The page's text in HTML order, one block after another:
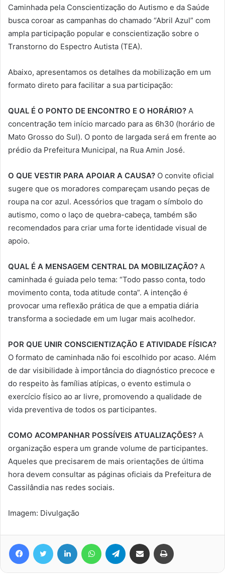
Caminhada pela Conscientização do Autismo e da Saúde
busca coroar as campanhas do chamado “Abril Azul” com
ampla participação popular e conscientização sobre o
Transtorno do Espectro Autista (TEA).
Abaixo, apresentamos os detalhes da mobilização em um
formato direto para facilitar a sua participação:
QUAL É O PONTO DE ENCONTRO E O HORÁRIO? A
concentração tem início marcado para as 6h30 (horário de
Mato Grosso do Sul). O ponto de largada será em frente ao
prédio da Prefeitura Municipal, na Rua Amin José.
O QUE VESTIR PARA APOIAR A CAUSA? O convite oficial
sugere que os moradores compareçam usando peças de
roupa na cor azul. Acessórios que tragam o símbolo do
autismo, como o laço de quebra-cabeça, também são
recomendados para criar uma forte identidade visual de
apoio.
QUAL É A MENSAGEM CENTRAL DA MOBILIZAÇÃO? A
caminhada é guiada pelo tema: “Todo passo conta, todo
movimento conta, toda atitude conta”. A intenção é
provocar uma reflexão prática de que a empatia diária
transforma a sociedade em um lugar mais acolhedor.
POR QUE UNIR CONSCIENTIZAÇÃO E ATIVIDADE FÍSICA?
O formato de caminhada não foi escolhido por acaso. Além
de dar visibilidade à importância do diagnóstico precoce e
do respeito às famílias atípicas, o evento estimula o
exercício físico ao ar livre, promovendo a qualidade de
vida preventiva de todos os participantes.
COMO ACOMPANHAR POSSÍVEIS ATUALIZAÇÕES? A
organização espera um grande volume de participantes.
Aqueles que precisarem de mais orientações de última
hora devem consultar as páginas oficiais da Prefeitura de
Cassilândia nas redes sociais.
Imagem: Divulgação
FacebookTwitter Linkedin WhatsAppTelegram Compartilhar via e-mail